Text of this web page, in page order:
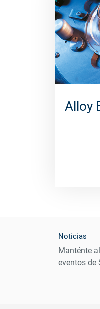
Alloy
Noticias
Manténte
eventos de